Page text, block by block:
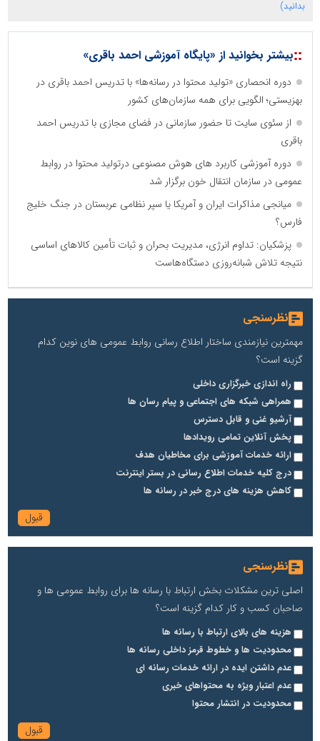
بدانید)
::بیشتر بخوانید از «پایگاه آموزشی احمد باقری»
دوره انحصاری «تولید محتوا در رسانه‌ها» با تدریس احمد باقری در
بهزیستی؛ الگویی برای همه سازمان‌های کشور
از سئوی سایت تا حضور سازمانی در فضای مجازی با تدریس احمد
باقری
دوره آموزشی کاربرد های هوش مصنوعی درتولید محتوا در روابط
عمومی در سازمان انتقال خون برگزار شد
میانجی مذاکرات ایران و آمریکا یا سپر نظامی عربستان در جنگ خلیج
فارس؟
پزشکیان: تداوم انرژی، مدیریت بحران و ثبات تأمین کالاهای اساسی
نتیجه تلاش شبانه‌روزی دستگاه‌هاست
نظرسنجی
مهمترین نیازمندی ساختار اطلاع رسانی روابط عمومی های نوین کدام
گزینه است؟
راه اندازی خبرگزاری داخلی
همراهی شبکه های اجتماعی و پیام رسان ها
آرشیو غنی و قابل دسترس
پخش آنلاین تمامی رویدادها
ارائه خدمات آموزشی برای مخاطیان هدف
درج کلیه خدمات اطلاع رسانی در بستر اینترنت
کاهش هزینه های درج خبر در رسانه ها
نظرسنجی
اصلی ترین مشکلات بخش ارتباط با رسانه ها برای روابط عمومی ها و
صاحبان کسب و کار کدام گزینه است؟
هزینه های بالای ارتباط با رسانه ها
محدودیت ها و خطوط قرمز داخلی رسانه ها
عدم داشتن ایده در ارائه خدمات رسانه ای
عدم اعتبار ویژه به محتواهای خبری
محدودیت در انتشار محتوا